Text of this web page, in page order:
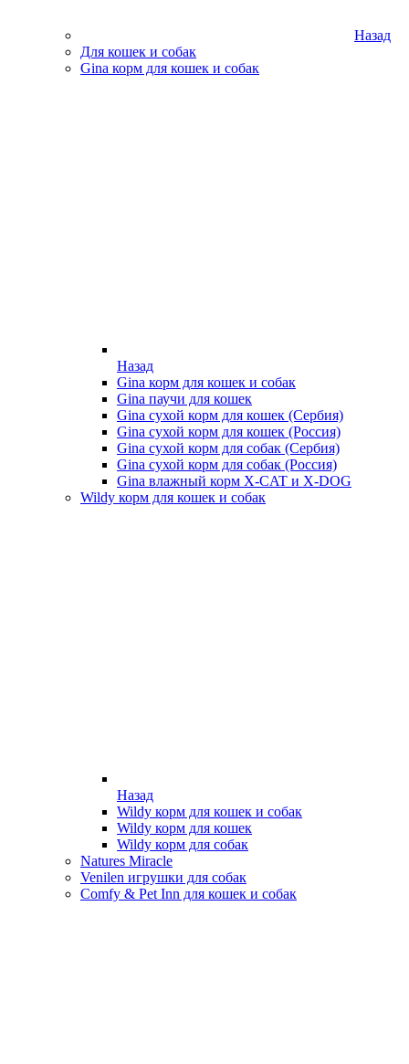
Назад
Для кошек и собак
Gina корм для кошек и собак
Назад
Gina корм для кошек и собак
Gina паучи для кошек
Gina сухой корм для кошек (Сербия)
Gina сухой корм для кошек (Россия)
Gina сухой корм для собак (Сербия)
Gina сухой корм для собак (Россия)
Gina влажный корм X-CAT и X-DOG
Wildy корм для кошек и собак
Назад
Wildy корм для кошек и собак
Wildy корм для кошек
Wildy корм для собак
Natures Miracle
Venilen игрушки для собак
Comfy & Pet Inn для кошек и собак